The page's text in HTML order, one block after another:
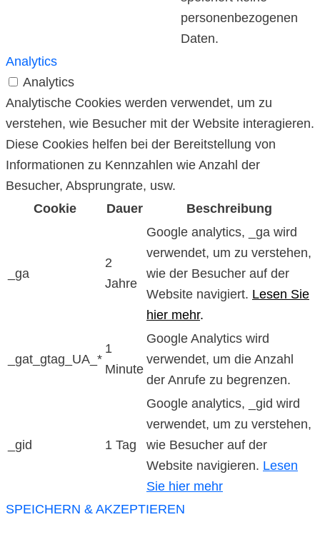
personenbezogenen
Daten.
Analytics
Analytics
Analytische Cookies werden verwendet, um zu
verstehen, wie Besucher mit der Website interagieren.
Diese Cookies helfen bei der Bereitstellung von
Informationen zu Kennzahlen wie Anzahl der
Besucher, Absprungrate, usw.
Cookie
Dauer Beschreibung
_ga
2
Jahre
Google analytics, _ga wird
verwendet, um zu verstehen,
wie der Besucher auf der
Website navigiert. Lesen Sie
hier mehr.
_gat_gtag_UA_*
1
Minute
Google Analytics wird
verwendet, um die Anzahl
der Anrufe zu begrenzen.
_gid 1 Tag
Google analytics, _gid wird
verwendet, um zu verstehen,
wie Besucher auf der
Website navigieren. Lesen
Sie hier mehr
SPEICHERN & AKZEPTIEREN